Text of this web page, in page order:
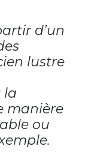
d’un
lustre
la
manière
ou